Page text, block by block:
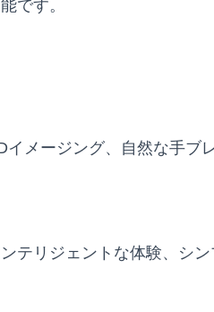
です。
イメージング、自然な手ブ
テリジェントな体験、シ